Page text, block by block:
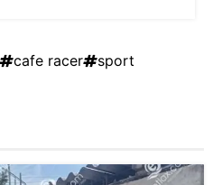
cafe racer
sport